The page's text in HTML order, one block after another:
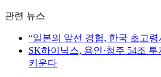
관련 뉴스
“일본의 앞선 경험, 한국 초고
SK하이닉스, 용인·청주 54조
키운다